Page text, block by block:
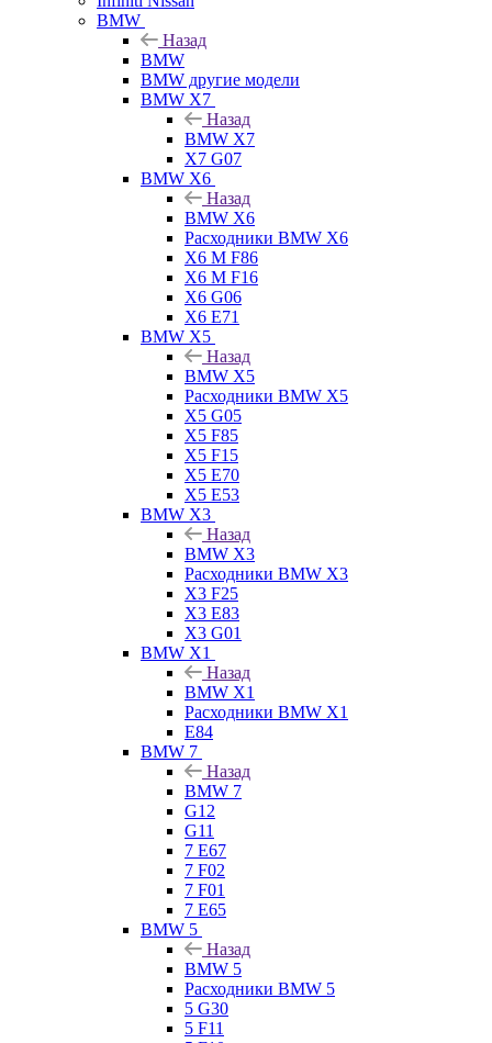
BMW
Назад
BMW
BMW другие модели
BMW X7
Назад
BMW X7
X7 G07
BMW X6
Назад
BMW X6
Расходники BMW X6
X6 M F86
X6 M F16
X6 G06
X6 E71
BMW X5
Назад
BMW X5
Расходники BMW X5
X5 G05
X5 F85
X5 F15
X5 E70
X5 E53
BMW X3
Назад
BMW X3
Расходники BMW X3
X3 F25
X3 E83
X3 G01
BMW X1
Назад
BMW X1
Расходники BMW X1
E84
BMW 7
Назад
BMW 7
G12
G11
7 Е67
7 F02
7 F01
7 E65
BMW 5
Назад
BMW 5
Расходники BMW 5
5 G30
5 F11